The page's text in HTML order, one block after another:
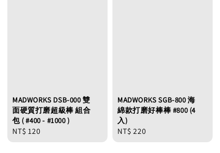
MADWORKS DSB-000 雙
面硬質打磨超級棒 組合
包 ( #400 - #1000 )
Regular
NT$ 120
MADWORKS SGB-800 海
綿款打磨好棒棒 #800 (4
入)
Regular
NT$ 220